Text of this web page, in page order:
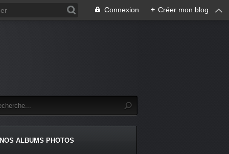
Connexion + Créer mon blog
NOS ALBUMS PHOTOS